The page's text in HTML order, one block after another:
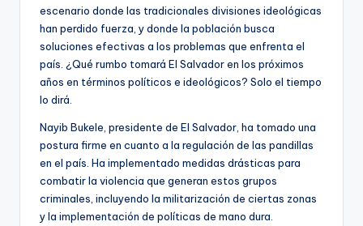
escenario donde las tradicionales divisiones ideológicas
han perdido fuerza, y donde la población busca
soluciones efectivas a los problemas que enfrenta el
país. ¿Qué rumbo tomará El Salvador en los próximos
años en términos políticos e ideológicos? Solo el tiempo
lo dirá.
Nayib Bukele, presidente de El Salvador, ha tomado una
postura firme en cuanto a la regulación de las pandillas
en el país. Ha implementado medidas drásticas para
combatir la violencia que generan estos grupos
criminales, incluyendo la militarización de ciertas zonas
y la implementación de políticas de mano dura.